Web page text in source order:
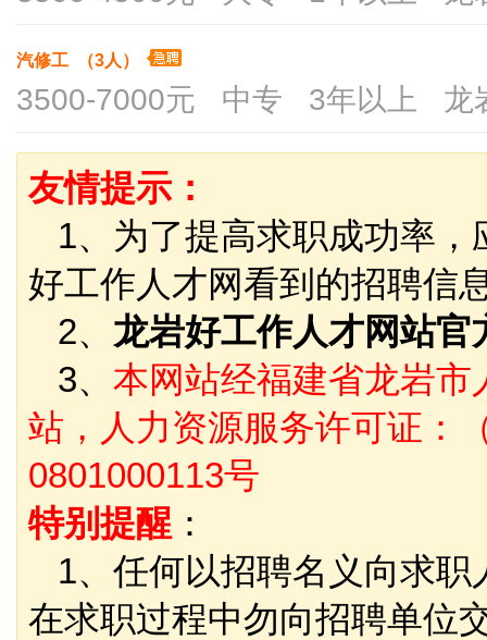
汽修工 （3人）
3500-7000元 中专 3年以上 龙
友情提示：
1、为了提高求职成功率，
好工作人才网看到的招聘信
2、 龙岩好工作人才网站
3、 本网站经福建省龙岩
站，人力资源服务许可证：
0801000113号
特别提醒 ：
1、任何以招聘名义向求职
在求职过程中勿向招聘单位